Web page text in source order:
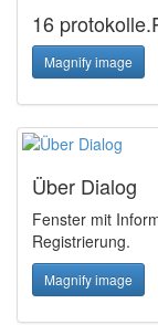
16
Magnify image
Über Dialog
Fenster mit
Registrierung.
Magnify image